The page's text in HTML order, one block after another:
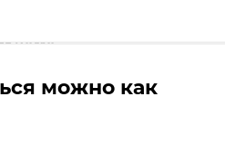
можно как